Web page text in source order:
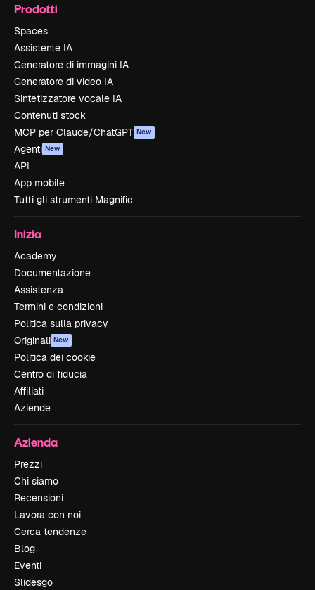
Prodotti
Spaces
Assistente IA
Generatore di immagini IA
Generatore di video IA
Sintetizzatore vocale IA
Contenuti stock
MCP per Claude/ChatGPT New
Agenti New
API
App mobile
Tutti gli strumenti Magnific
Inizia
Academy
Documentazione
Assistenza
Termini e condizioni
Politica sulla privacy
Originali New
Politica dei cookie
Centro di fiducia
Affiliati
Aziende
Azienda
Prezzi
Chi siamo
Recensioni
Lavora con noi
Cerca tendenze
Blog
Eventi
Slidesgo